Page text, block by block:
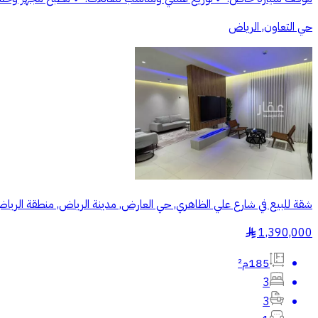
حي التعاون, الرياض
شقة للبيع في شارع علي الظاهري, حي العارض, مدينة الرياض, منطقة
1,390,000
§
185م²
3
3